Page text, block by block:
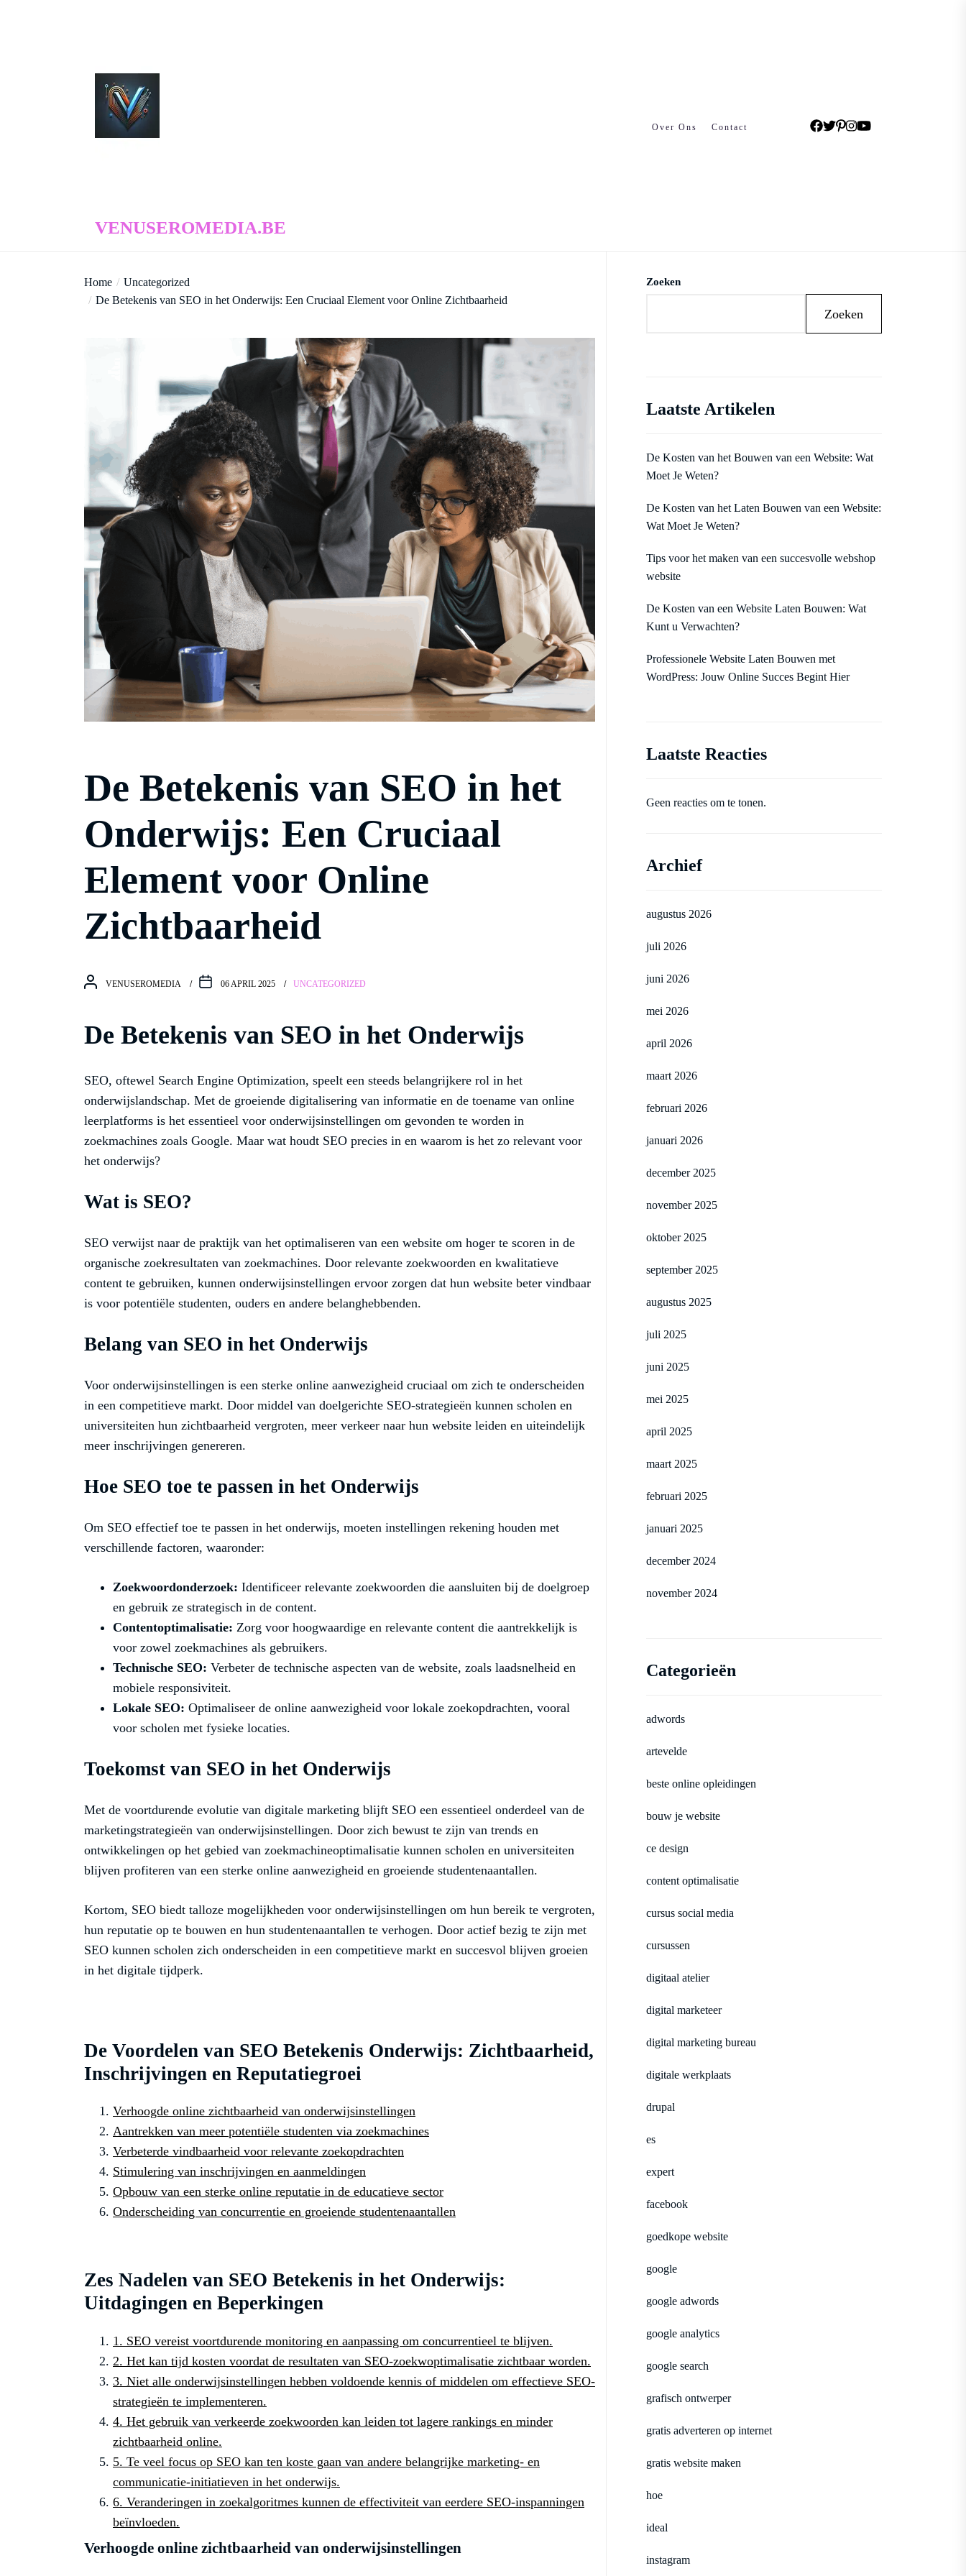
venuseromedia.be
VENUSEROMEDIA.BE
Over Ons Contact
Home
Uncategorized
De Betekenis van SEO in het Onderwijs: Een Cruciaal Element voor Online Zichtbaarheid
De Betekenis van SEO in het
Onderwijs: Een Cruciaal
Element voor Online
Zichtbaarheid
VENUSEROMEDIA 06 APRIL 2025 UNCATEGORIZED
De Betekenis van SEO in het Onderwijs
SEO, oftewel Search Engine Optimization, speelt een steeds belangrijkere rol in het
onderwijslandschap. Met de groeiende digitalisering van informatie en de toename van online
leerplatforms is het essentieel voor onderwijsinstellingen om gevonden te worden in
zoekmachines zoals Google. Maar wat houdt SEO precies in en waarom is het zo relevant voor
het onderwijs?
Wat is SEO?
SEO verwijst naar de praktijk van het optimaliseren van een website om hoger te scoren in de
organische zoekresultaten van zoekmachines. Door relevante zoekwoorden en kwalitatieve
content te gebruiken, kunnen onderwijsinstellingen ervoor zorgen dat hun website beter vindbaar
is voor potentiële studenten, ouders en andere belanghebbenden.
Belang van SEO in het Onderwijs
Voor onderwijsinstellingen is een sterke online aanwezigheid cruciaal om zich te onderscheiden
in een competitieve markt. Door middel van doelgerichte SEO-strategieën kunnen scholen en
universiteiten hun zichtbaarheid vergroten, meer verkeer naar hun website leiden en uiteindelijk
meer inschrijvingen genereren.
Hoe SEO toe te passen in het Onderwijs
Om SEO effectief toe te passen in het onderwijs, moeten instellingen rekening houden met
verschillende factoren, waaronder:
Zoekwoordonderzoek: Identificeer relevante zoekwoorden die aansluiten bij de doelgroep
en gebruik ze strategisch in de content.
Contentoptimalisatie: Zorg voor hoogwaardige en relevante content die aantrekkelijk is
voor zowel zoekmachines als gebruikers.
Technische SEO: Verbeter de technische aspecten van de website, zoals laadsnelheid en
mobiele responsiviteit.
Lokale SEO: Optimaliseer de online aanwezigheid voor lokale zoekopdrachten, vooral
voor scholen met fysieke locaties.
Toekomst van SEO in het Onderwijs
Met de voortdurende evolutie van digitale marketing blijft SEO een essentieel onderdeel van de
marketingstrategieën van onderwijsinstellingen. Door zich bewust te zijn van trends en
ontwikkelingen op het gebied van zoekmachineoptimalisatie kunnen scholen en universiteiten
blijven profiteren van een sterke online aanwezigheid en groeiende studentenaantallen.
Kortom, SEO biedt talloze mogelijkheden voor onderwijsinstellingen om hun bereik te vergroten,
hun reputatie op te bouwen en hun studentenaantallen te verhogen. Door actief bezig te zijn met
SEO kunnen scholen zich onderscheiden in een competitieve markt en succesvol blijven groeien
in het digitale tijdperk.
De Voordelen van SEO Betekenis Onderwijs: Zichtbaarheid,
Inschrijvingen en Reputatiegroei
Verhoogde online zichtbaarheid van onderwijsinstellingen
Aantrekken van meer potentiële studenten via zoekmachines
Verbeterde vindbaarheid voor relevante zoekopdrachten
Stimulering van inschrijvingen en aanmeldingen
Opbouw van een sterke online reputatie in de educatieve sector
Onderscheiding van concurrentie en groeiende studentenaantallen
Zes Nadelen van SEO Betekenis in het Onderwijs:
Uitdagingen en Beperkingen
1. SEO vereist voortdurende monitoring en aanpassing om concurrentieel te blijven.
2. Het kan tijd kosten voordat de resultaten van SEO-zoekwoptimalisatie zichtbaar worden.
3. Niet alle onderwijsinstellingen hebben voldoende kennis of middelen om effectieve SEO-
strategieën te implementeren.
4. Het gebruik van verkeerde zoekwoorden kan leiden tot lagere rankings en minder
zichtbaarheid online.
5. Te veel focus op SEO kan ten koste gaan van andere belangrijke marketing- en
communicatie-initiatieven in het onderwijs.
6. Veranderingen in zoekalgoritmes kunnen de effectiviteit van eerdere SEO-inspanningen
beïnvloeden.
Verhoogde online zichtbaarheid van onderwijsinstellingen
Zoeken
Zoeken
Laatste Artikelen
De Kosten van het Bouwen van een Website: Wat
Moet Je Weten?
De Kosten van het Laten Bouwen van een Website:
Wat Moet Je Weten?
Tips voor het maken van een succesvolle webshop
website
De Kosten van een Website Laten Bouwen: Wat
Kunt u Verwachten?
Professionele Website Laten Bouwen met
WordPress: Jouw Online Succes Begint Hier
Laatste Reacties
Geen reacties om te tonen.
Archief
augustus 2026
juli 2026
juni 2026
mei 2026
april 2026
maart 2026
februari 2026
januari 2026
december 2025
november 2025
oktober 2025
september 2025
augustus 2025
juli 2025
juni 2025
mei 2025
april 2025
maart 2025
februari 2025
januari 2025
december 2024
november 2024
Categorieën
adwords
artevelde
beste online opleidingen
bouw je website
ce design
content optimalisatie
cursus social media
cursussen
digitaal atelier
digital marketeer
digital marketing bureau
digitale werkplaats
drupal
es
expert
facebook
goedkope website
google
google adwords
google analytics
google search
grafisch ontwerper
gratis adverteren op internet
gratis website maken
hoe
ideal
instagram